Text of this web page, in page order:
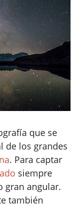
que se
de los grandes
. Para captar
siempre
gran angular.
también